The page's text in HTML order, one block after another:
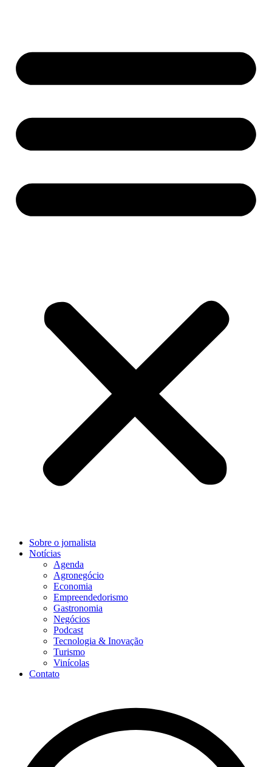
Sobre o jornalista
Notícias
Agenda
Agronegócio
Economia
Empreendedorismo
Gastronomia
Negócios
Podcast
Tecnologia & Inovação
Turismo
Vinícolas
Contato